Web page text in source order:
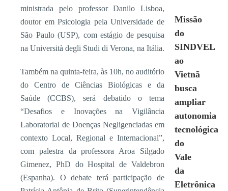
ministrada pelo professor Danilo Lisboa,
doutor em Psicologia pela Universidade de
São Paulo (USP), com estágio de pesquisa
na Università degli Studi di Verona, na Itália.
Também na quinta-feira, às 10h, no auditório
do Centro de Ciências Biológicas e da
Saúde (CCBS), será debatido o tema
“Desafios e Inovações na Vigilância
Laboratorial de Doenças Negligenciadas em
contexto Local, Regional e Internacional”,
com palestra da professora Aroa Silgado
Gimenez, PhD do Hospital de Valdebron
(Espanha). O debate terá participação de
Missão
do
SINDVEL
ao
Vietnã
busca
ampliar
autonomia
tecnológica
do
Vale
da
Eletrônica